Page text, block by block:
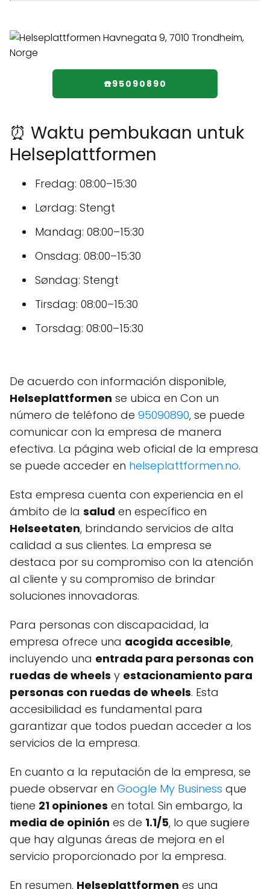
☎️95090890
⏰ Waktu pembukaan untuk
Helseplattformen
Fredag: 08:00–15:30
Lørdag: Stengt
Mandag: 08:00–15:30
Onsdag: 08:00–15:30
Søndag: Stengt
Tirsdag: 08:00–15:30
Torsdag: 08:00–15:30
De acuerdo con información disponible,
Helseplattformen se ubica en Con un
número de teléfono de 95090890, se puede
comunicar con la empresa de manera
efectiva. La página web oficial de la empresa
se puede acceder en helseplattformen.no.
Esta empresa cuenta con experiencia en el
ámbito de la salud en específico en
Helseetaten, brindando servicios de alta
calidad a sus clientes. La empresa se
destaca por su compromiso con la atención
al cliente y su compromiso de brindar
soluciones innovadoras.
Para personas con discapacidad, la
empresa ofrece una acogida accesible,
incluyendo una entrada para personas con
ruedas de wheels y estacionamiento para
personas con ruedas de wheels. Esta
accesibilidad es fundamental para
garantizar que todos puedan acceder a los
servicios de la empresa.
En cuanto a la reputación de la empresa, se
puede observar en Google My Business que
tiene 21 opiniones en total. Sin embargo, la
media de opinión es de 1.1/5, lo que sugiere
que hay algunas áreas de mejora en el
servicio proporcionado por la empresa.
En resumen, Helseplattformen es una